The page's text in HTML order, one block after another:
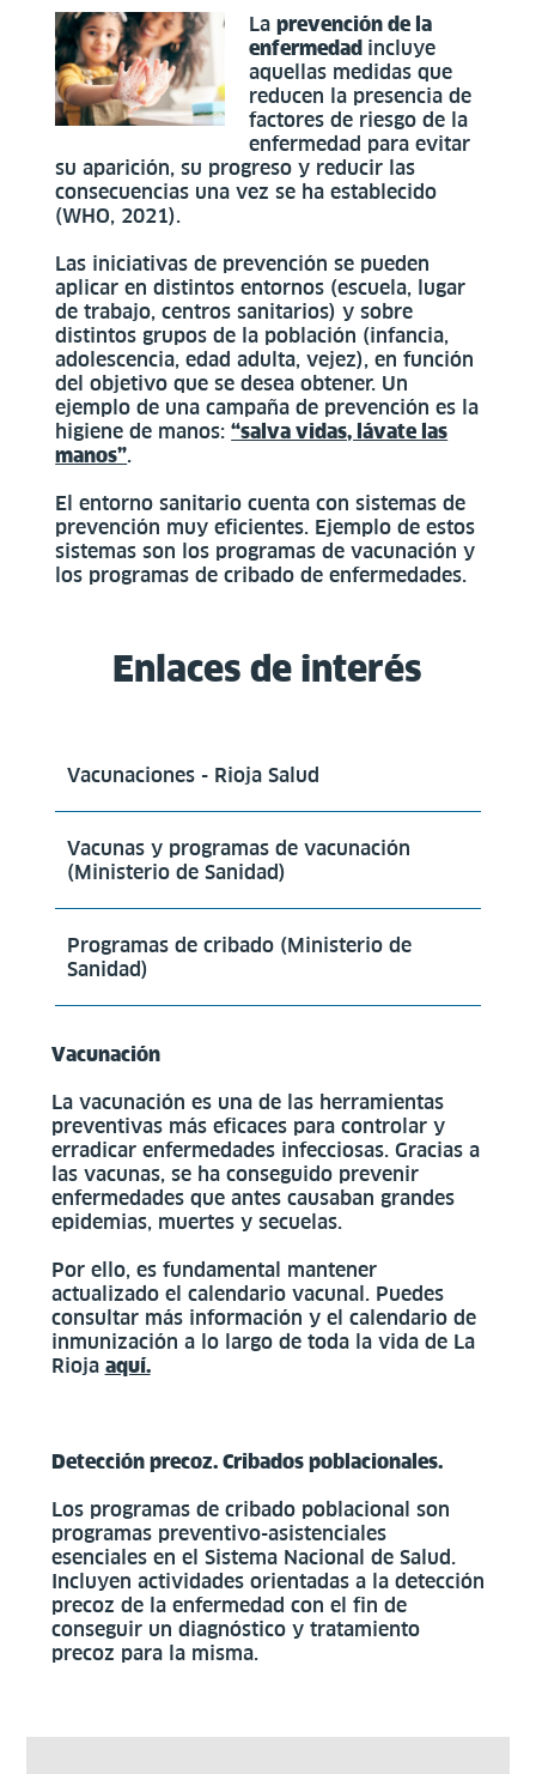
Laprevención de la
enfermedad incluye
aquellas medidas que
reducen la presencia de
factores de riesgo de la
enfermedad para evitar
su aparición, su progreso y reducir las
consecuencias una vez se ha establecido
(WHO, 2021).
Las iniciativas de prevención se pueden
aplicar en distintos entornos (escuela, lugar
de trabajo, centros sanitarios) y sobre
distintos grupos de la población (infancia,
adolescencia, edad adulta, vejez), en función
del objetivo que se desea obtener. Un
ejemplo de una campaña de prevención es la
higiene de manos:“salva vidas, lávate las
manos”.
El entorno sanitario cuenta con sistemas de
prevención muy eficientes. Ejemplo de estos
sistemas son los programas de vacunación y
los programas de cribado de enfermedades.
Enlaces de interés
Vacunaciones - Rioja Salud
Vacunas y programas de vacunación
(Ministerio de Sanidad)
Programas de cribado (Ministerio de
Sanidad)
Vacunación
La vacunación es una de las herramientas
preventivas más eficaces para controlar y
erradicar enfermedades infecciosas. Gracias a
las vacunas, se ha conseguido prevenir
enfermedades que antes causaban grandes
epidemias, muertes y secuelas.
Por ello, es fundamental mantener
actualizado el calendario vacunal. Puedes
consultar más información y el calendario de
inmunización a lo largo de toda la vida de La
Rioja aquí.
Detección precoz. Cribados poblacionales.
Los programas de cribado poblacional son
programas preventivo-asistenciales
esenciales en el Sistema Nacional de Salud.
Incluyen actividades orientadas a la detección
precoz de la enfermedad con el fin de
conseguir un diagnóstico y tratamiento
precoz para la misma.